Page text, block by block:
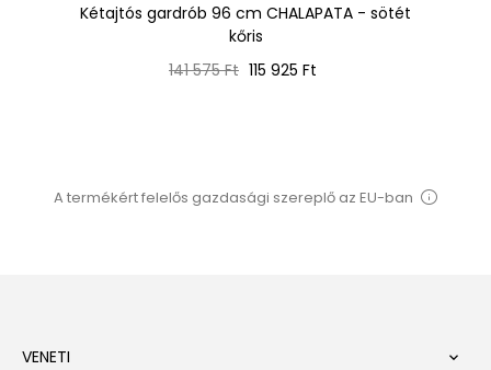
Kétajtós gardrób 96 cm CHALAPATA - sötét
kőris
Normál
141 575 Ft Ár
115 925 Ft
A termékért felelős gazdasági szereplő az EU-ban
VENETI 